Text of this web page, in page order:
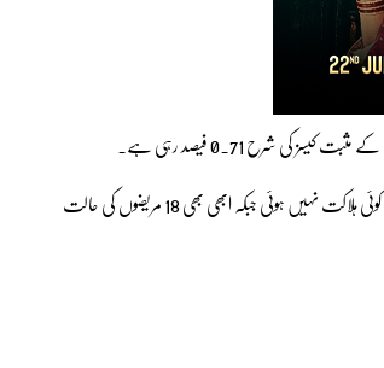
عالمی ادارہ صحت (این آئی ایچ) کے مطابق 24 گھنٹوں میں ملک بھر میں عالمی وباء سے کوئی ہلاکت نہیں ہوئی جبکہ ابھی بھی 18 مریضوں کی حالت